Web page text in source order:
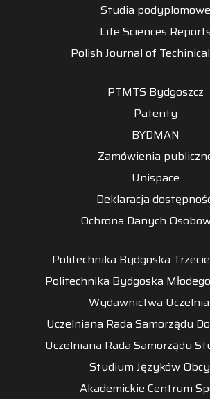
Studia podyplomowe
Life Sciences Reports
Polish Journal of
PTMTS Bydgoszcz
Patenty
BYDMAN
Zamówienia
Unispace
Deklaracja
Ochrona Danych
Politechnika Bydgoska
Politechnika Bydgoska
Wydawnictwa
Uczelniana Rada Samorządu
Uczelniana Rada Samorządu
Studium Języków
Akademickie Centrum